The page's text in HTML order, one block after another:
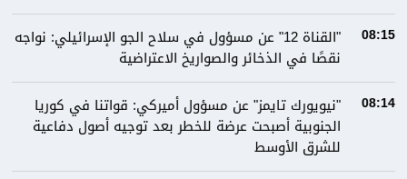
08:15
"القناة 12" عن مسؤول في سلاح الجو الإسرائيلي: نواجه
نقصًا في الذخائر والصواريخ الاعتراضية
08:14
"نيويورك تايمز" عن مسؤول أميركي: قواتنا في كوريا
الجنوبية أصبحت عرضة للخطر بعد توجيه أصول دفاعية
للشرق الأوسط